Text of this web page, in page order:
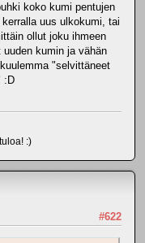
koko kumi pentujen
uus ulkokumi, tai
ollut joku ihmeen
kumin ja vähän
"selvittäneet
:D
:)
#622